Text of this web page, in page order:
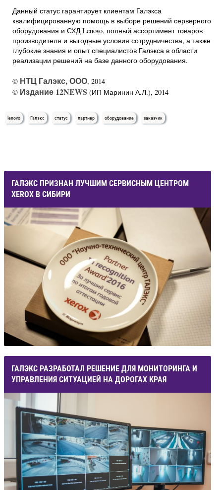
Данный статус гарантирует клиентам Галэкса
квалифицированную помощь в выборе решений серверного
оборудования и СХД Lenovo, полный ассортимент товаров
производителя и выгодные условия сотрудничества, а также
глубокие знания и опыт специалистов Галэкса в области
реализации решений на базе данного оборудования.
© НТЦ Галэкс, ООО, 2014
© Издание 12NEWS (ИП Маринин А.Л.), 2014
lenovo Галэкс статус партнер оборудование заказчик
ГАЛЭКС ПРИЗНАН ЛУЧШИМ СЕРВИСНЫМ ЦЕНТРОМ
XEROX В СИБИРИ
ГАЛЭКС РАЗРАБОТАЛ РЕШЕНИЕ ДЛЯ МОНИТОРИНГА И
УПРАВЛЕНИЯ СИТУАЦИЕЙ НА ДОРОГАХ КРАЯ